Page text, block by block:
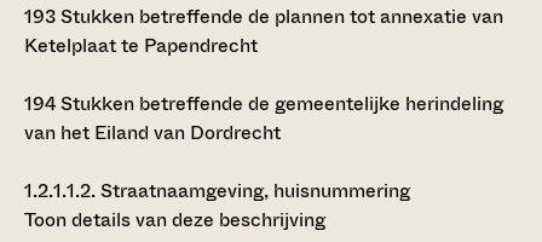
193Stukken betreffende de plannen tot annexatie van
Ketelplaat te Papendrecht
194Stukken betreffende de gemeentelijke herindeling
van het Eiland van Dordrecht
1.2.1.1.2.Straatnaamgeving, huisnummering
Toon details van deze beschrijving